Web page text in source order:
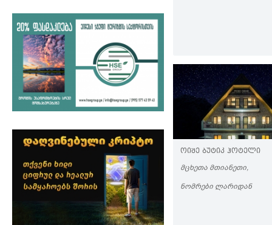
ᲝᲘᲨᲔ ᲑᲣᲢᲘᲙ ᲰᲝᲢᲔᲚᲘ
ᲛᲪᲮᲔᲗᲐ ᲛᲗᲘᲐᲜᲔᲗᲘ,
ᲜᲝᲛᲠᲔᲑᲘ ᲚᲐᲠᲘᲓᲐᲜ